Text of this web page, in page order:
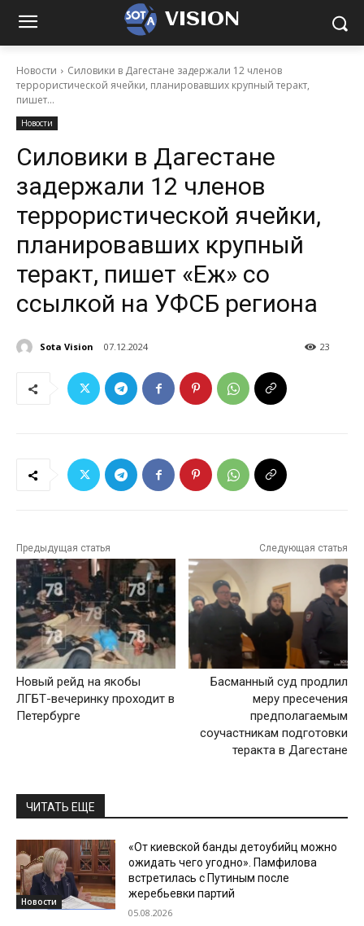
VISION
Новости
Силовики в Дагестане задержали 12 членов
террористической ячейки, планировавших крупный теракт,
пишет...
Новости
Силовики в Дагестане
задержали 12 членов
террористической ячейки,
планировавших крупный
теракт, пишет «Еж» со
ссылкой на УФСБ региона
Sota Vision 07.12.2024 23
Предыдущая статья
Новый рейд на якобы
ЛГБТ-вечеринку проходит в
Петербурге
Следующая статья
Басманный суд продлил
меру пресечения
предполагаемым
соучастникам подготовки
теракта в Дагестане
ЧИТАТЬ ЕЩЕ
Новости
«От киевской банды детоубийц можно
ожидать чего угодно». Памфилова
встретилась с Путиным после
жеребьевки партий
05.08.2026